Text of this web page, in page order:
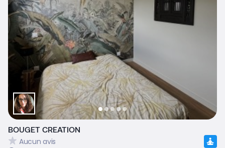
BOUGET CREATION
Aucun avis